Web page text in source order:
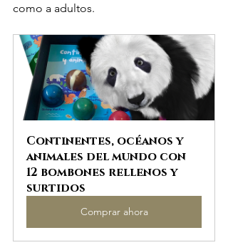
como a adultos.
Continentes, océanos y
animales del mundo con
12 bombones rellenos y
surtidos
Comprar ahora